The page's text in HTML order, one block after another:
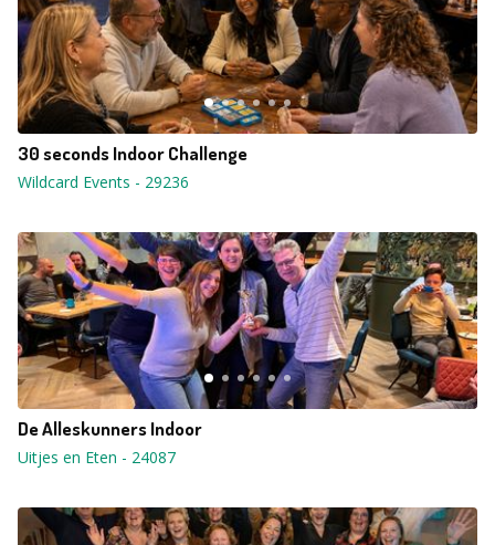
30 seconds Indoor Challenge
Wildcard Events - 29236
De Alleskunners Indoor
Uitjes en Eten - 24087